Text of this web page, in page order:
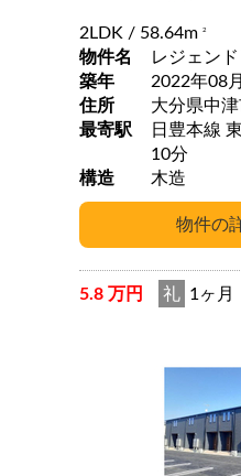
2LDK / 58.64m 2
物件名
レジェン
築年
2022年08月
住所
大分県中
最寄駅
日豊本線 東中
10分
構造
木造
5.8 万円 礼 1ヶ月